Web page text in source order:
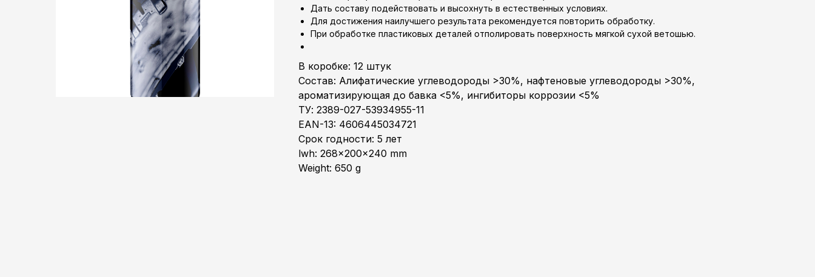
Дать составу подействовать и высохнуть в естественных условиях.
Для достижения наилучшего результата рекомендуется повторить обработку.
При обработке пластиковых деталей отполировать поверхность мягкой сухой ветошью.
В коробке: 12 штук
Состав: Алифатические углеводороды >30%, нафтеновые углеводороды >30%,
ароматизирующая до бавка <5%, ингибиторы коррозии <5%
ТУ: 2389-027-53934955-11
EAN-13: 4606445034721
Срок годности: 5 лет
lwh: 268x200x240 mm
Weight: 650 g